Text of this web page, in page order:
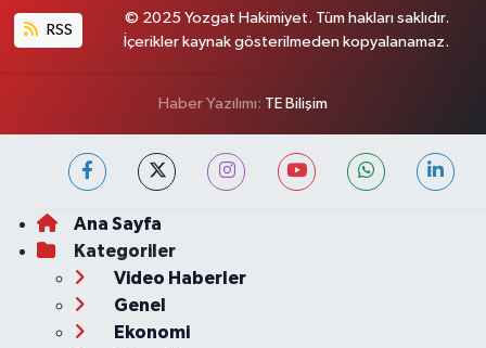
RSS
© 2025 Yozgat Hakimiyet. Tüm hakları saklıdır.
İçerikler kaynak gösterilmeden kopyalanamaz.
Haber Yazılımı: TE Bilişim
Ana Sayfa
Kategoriler
Video Haberler
Genel
Ekonomi